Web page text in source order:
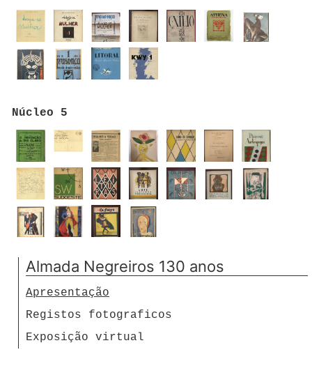
Núcleo 5
Almada Negreiros 130 anos
Apresentação
Registos fotograficos
Exposição virtual